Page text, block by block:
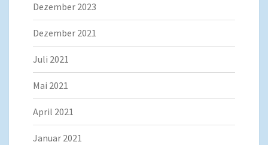
Dezember 2023
Dezember 2021
Juli 2021
Mai 2021
April 2021
Januar 2021